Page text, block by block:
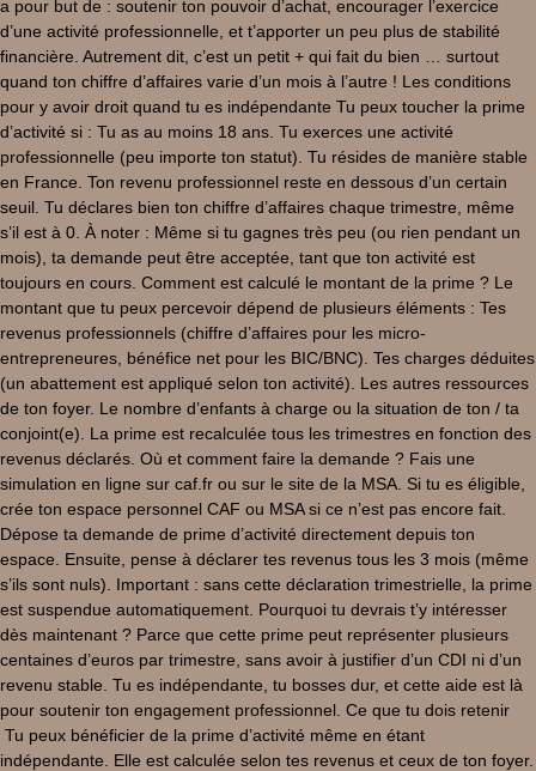
a pour but de : soutenir ton pouvoir d’achat, encourager l’exercice
d’une activité professionnelle, et t’apporter un peu plus de stabilité
financière. Autrement dit, c’est un petit + qui fait du bien … surtout
quand ton chiffre d’affaires varie d’un mois à l’autre ! Les conditions
pour y avoir droit quand tu es indépendante Tu peux toucher la prime
d’activité si : Tu as au moins 18 ans. Tu exerces une activité
professionnelle (peu importe ton statut). Tu résides de manière stable
en France. Ton revenu professionnel reste en dessous d’un certain
seuil. Tu déclares bien ton chiffre d’affaires chaque trimestre, même
s’il est à 0. À noter : Même si tu gagnes très peu (ou rien pendant un
mois), ta demande peut être acceptée, tant que ton activité est
toujours en cours. Comment est calculé le montant de la prime ? Le
montant que tu peux percevoir dépend de plusieurs éléments : Tes
revenus professionnels (chiffre d’affaires pour les micro-
entrepreneures, bénéfice net pour les BIC/BNC). Tes charges déduites
(un abattement est appliqué selon ton activité). Les autres ressources
de ton foyer. Le nombre d’enfants à charge ou la situation de ton / ta
conjoint(e). La prime est recalculée tous les trimestres en fonction des
revenus déclarés. Où et comment faire la demande ? Fais une
simulation en ligne sur caf.fr ou sur le site de la MSA. Si tu es éligible,
crée ton espace personnel CAF ou MSA si ce n’est pas encore fait.
Dépose ta demande de prime d’activité directement depuis ton
espace. Ensuite, pense à déclarer tes revenus tous les 3 mois (même
s’ils sont nuls). Important : sans cette déclaration trimestrielle, la prime
est suspendue automatiquement. Pourquoi tu devrais t’y intéresser
dès maintenant ? Parce que cette prime peut représenter plusieurs
centaines d’euros par trimestre, sans avoir à justifier d’un CDI ni d’un
revenu stable. Tu es indépendante, tu bosses dur, et cette aide est là
pour soutenir ton engagement professionnel. Ce que tu dois retenir
Tu peux bénéficier de la prime d’activité même en étant
indépendante. Elle est calculée selon tes revenus et ceux de ton foyer.